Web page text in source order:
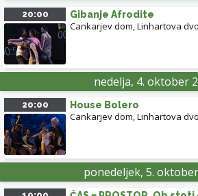
20:00 Gibanje Afrodite
Cankarjev dom, Linhartova
nedelja, 4. oktober
20:00 House Bolero
Cankarjev dom, Linhartova
ponedeljek, 5.